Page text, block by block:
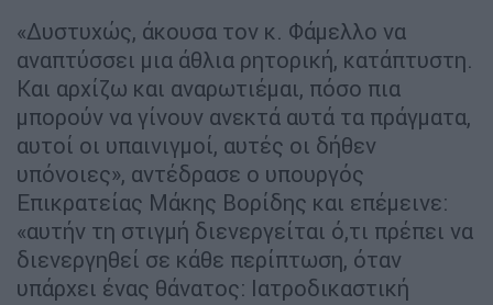
«Δυστυχώς, άκουσα τον κ. Φάμελλο να
αναπτύσσει μια άθλια ρητορική, κατάπτυστη.
Και αρχίζω και αναρωτιέμαι, πόσο πια
μπορούν να γίνουν ανεκτά αυτά τα πράγματα,
αυτοί οι υπαινιγμοί, αυτές οι δήθεν
υπόνοιες», αντέδρασε ο υπουργός
Επικρατείας Μάκης Βορίδης και επέμεινε:
«αυτήν τη στιγμή διενεργείται ό,τι πρέπει να
διενεργηθεί σε κάθε περίπτωση, όταν
υπάρχει ένας θάνατος: Ιατροδικαστική